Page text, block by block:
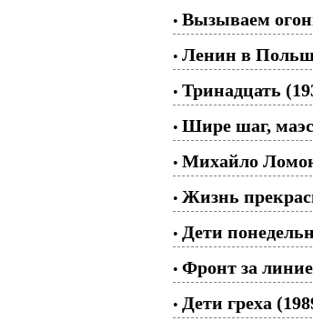
• Вызываем
• Ленин в
• Тринадцать
• Шире шаг,
• Михайло
• Жизнь
• Дети
• Фронт за
• Дети греха